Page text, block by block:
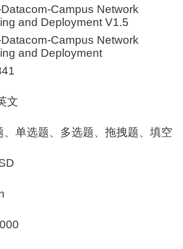
Campus Network
and Deployment V1.5
Campus Network
and Deployment
文
、单选题、多选题、拖拽题、填空